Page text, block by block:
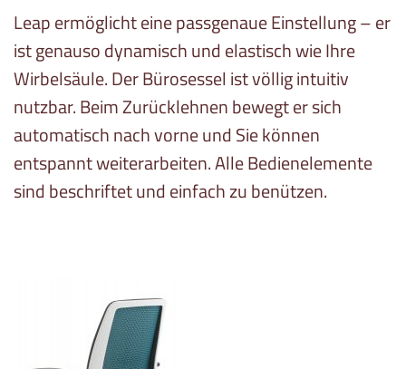
Leap ermöglicht eine passgenaue Einstellung – er
ist genauso dynamisch und elastisch wie Ihre
Wirbelsäule. Der Bürosessel ist völlig intuitiv
nutzbar. Beim Zurücklehnen bewegt er sich
automatisch nach vorne und Sie können
entspannt weiterarbeiten. Alle Bedienelemente
sind beschriftet und einfach zu benützen.